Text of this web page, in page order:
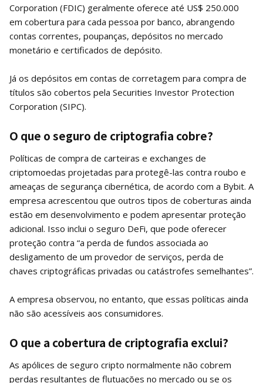
Corporation (FDIC) geralmente oferece até US$ 250.000
em cobertura para cada pessoa por banco, abrangendo
contas correntes, poupanças, depósitos no mercado
monetário e certificados de depósito.
Já os depósitos em contas de corretagem para compra de
títulos são cobertos pela Securities Investor Protection
Corporation (SIPC).
O que o seguro de criptografia cobre?
Políticas de compra de carteiras e exchanges de
criptomoedas projetadas para protegê-las contra roubo e
ameaças de segurança cibernética, de acordo com a Bybit. A
empresa acrescentou que outros tipos de coberturas ainda
estão em desenvolvimento e podem apresentar proteção
adicional. Isso inclui o seguro DeFi, que pode oferecer
proteção contra “a perda de fundos associada ao
desligamento de um provedor de serviços, perda de
chaves criptográficas privadas ou catástrofes semelhantes”.
A empresa observou, no entanto, que essas políticas ainda
não são acessíveis aos consumidores.
O que a cobertura de criptografia exclui?
As apólices de seguro cripto normalmente não cobrem
perdas resultantes de flutuações no mercado ou se os